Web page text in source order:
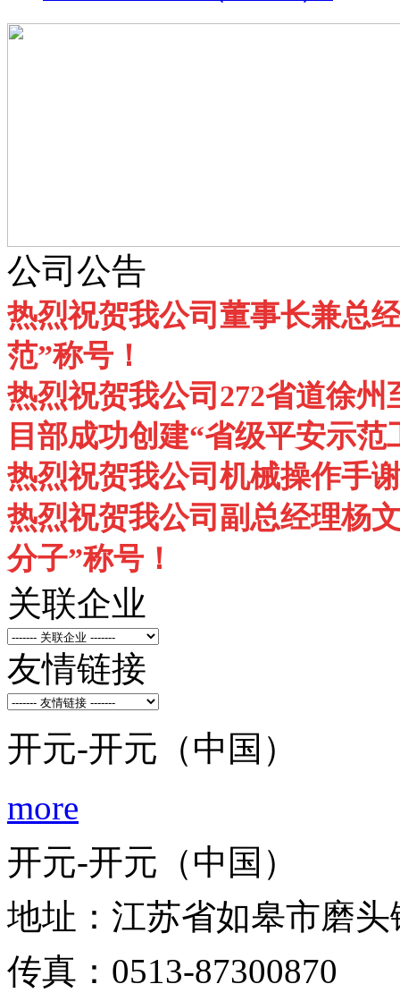
公司公告
热烈祝贺我公司董事长兼总
范”称号！
热烈祝贺我公司272省道徐
目部成功创建“省级平安示范
热烈祝贺我公司机械操作手
热烈祝贺我公司副总经理杨
分子”称号！
关联企业
友情链接
开元-开元（中国）
more
开元-开元（中国）
地址：江苏省如皋市磨
传真： 0513-87300870